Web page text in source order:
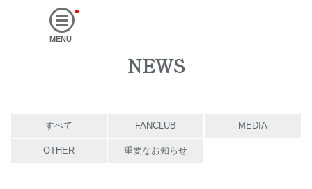
MENU
NEWS
すべて FANCLUB MEDIA
OTHER 重要なお知らせ